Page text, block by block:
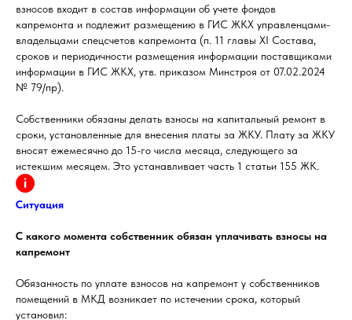
взносов входит в состав информации об учете фондов
капремонта и подлежит размещению в ГИС ЖКХ управленцами-
владельцами спецсчетов капремонта (п. 11 главы XI Состава,
сроков и периодичности размещения информации поставщиками
информации в ГИС ЖКХ, утв. приказом Минстроя от 07.02.2024
№ 79/пр).
Собственники обязаны делать взносы на капитальный ремонт в
сроки, установленные для внесения платы за ЖКУ. Плату за ЖКУ
вносят ежемесячно до 15-го числа месяца, следующего за
истекшим месяцем. Это устанавливает часть 1 статьи 155 ЖК.
Ситуация
С какого момента собственник обязан уплачивать взносы на
капремонт
Обязанность по уплате взносов на капремонт у собственников
помещений в МКД возникает по истечении срока, который
установил: